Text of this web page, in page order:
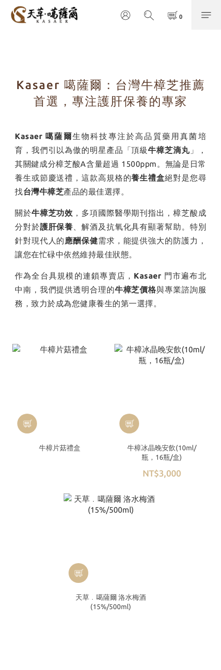
Kasaer 噶薩爾：台灣牛樟芝推薦
首選，專注護肝保養的專家
Kasaer 噶薩爾生物科技專注於高品質藥用真菌培
育，我們引以為傲的明星產品「頂級牛樟芝滴丸」，
其關鍵成分樟芝酸A含量超過 1500ppm。無論是日常
養生或節慶送禮，這款高規格的養生禮盒絕對是您尋
找台灣牛樟芝產品的最佳選擇。
關於牛樟芝功效 ，多項國際醫學期刊指出，樟芝酸成
分對於護肝保養 、解酒及抗氧化具有顯著幫助。特別
針對現代人的 應酬保健需求，能提供強大的防護力，
讓您在忙碌中依然維持最佳狀態。
作為全台具規模的連鎖專賣店， Kasaer 門市遍布北
中南，我們提供透明合理的牛樟芝價格與專業諮詢服
務，致力於成為您健康養生的第一選擇。
牛樟片菇禮盒
牛樟冰晶晚安飲(10ml/
瓶，16瓶/盒)
NT$3,000
天草﹒噶薩爾 洛水梅酒
(15%/500ml)